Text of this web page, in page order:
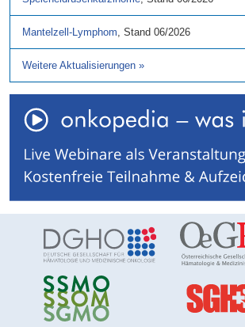
Mantelzell-Lymphom, Stand 06/2026
Weitere Aktualisierungen »